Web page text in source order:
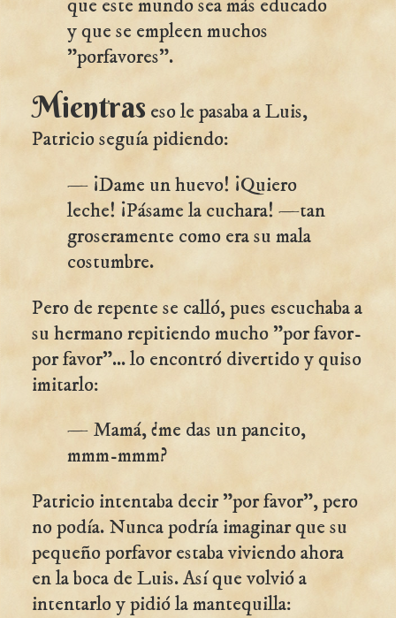
que este mundo sea más educado
y que se empleen muchos
"porfavores".
Mientras eso le pasaba a Luis,
Patricio seguía pidiendo:
— ¡Dame un huevo! ¡Quiero
leche! ¡Pásame la cuchara! —tan
groseramente como era su mala
costumbre.
Pero de repente se calló, pues escuchaba a
su hermano repitiendo mucho "por favor-
por favor"... lo encontró divertido y quiso
imitarlo:
— Mamá, ¿me das un pancito,
mmm-mmm?
Patricio intentaba decir "por favor", pero
no podía. Nunca podría imaginar que su
pequeño porfavor estaba viviendo ahora
en la boca de Luis. Así que volvió a
intentarlo y pidió la mantequilla: